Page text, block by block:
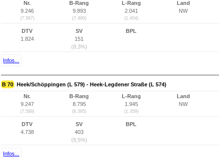
Nr.
9.246
(7.587)
B-Rang
9.893
(7.490)
L-Rang
2.041
(1.454)
Land
NW
DTV
1.824
SV
151
(8,3%)
BPL
Infos...
B 70 Heek/Schöppingen (L 579) - Heek-Legdener Straße (L 574)
Nr.
9.247
(7.588)
B-Rang
8.795
(6.395)
L-Rang
1.945
(1.359)
Land
NW
DTV
4.738
SV
403
(8,5%)
BPL
Infos...